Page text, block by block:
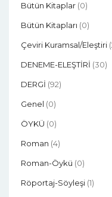
Bütün Kitaplar (0)
Bütün Kitapları (0)
Çeviri Kuramsal/eleştiri
DENEME-ELEŞTİRİ (30)
DERGİ (92)
Genel (0)
ÖYKÜ (0)
Roman (4)
Roman-Öykü (0)
Röportaj-Söyleşi (1)